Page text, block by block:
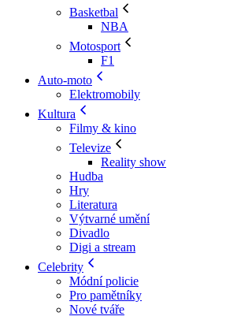
Basketbal
NBA
Motosport
F1
Auto-moto
Elektromobily
Kultura
Filmy & kino
Televize
Reality show
Hudba
Hry
Literatura
Výtvarné umění
Divadlo
Digi a stream
Celebrity
Módní policie
Pro pamětníky
Nové tváře